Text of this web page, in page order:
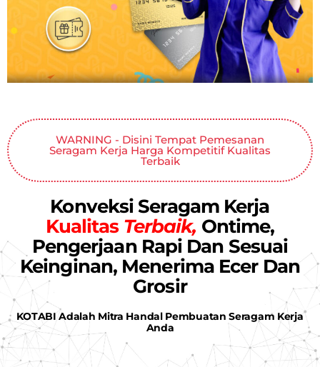
WARNING - Disini Tempat Pemesanan
Seragam Kerja Harga Kompetitif Kualitas
Terbaik
Konveksi Seragam Kerja
Kualitas Terbaik, Ontime,
Pengerjaan Rapi Dan Sesuai
Keinginan, Menerima Ecer Dan
Grosir
KOTABI Adalah Mitra Handal Pembuatan Seragam Kerja
Anda